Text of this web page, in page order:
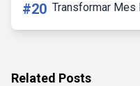
#20 Transformar Mes
Related Posts